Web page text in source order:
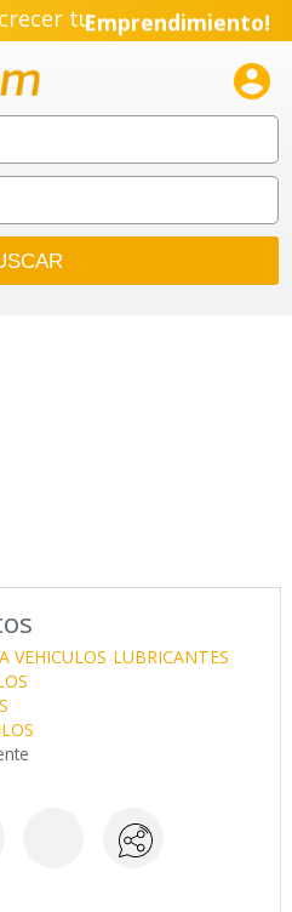
tuEmprendimiento!

VEHICULOS LUBRICANTES